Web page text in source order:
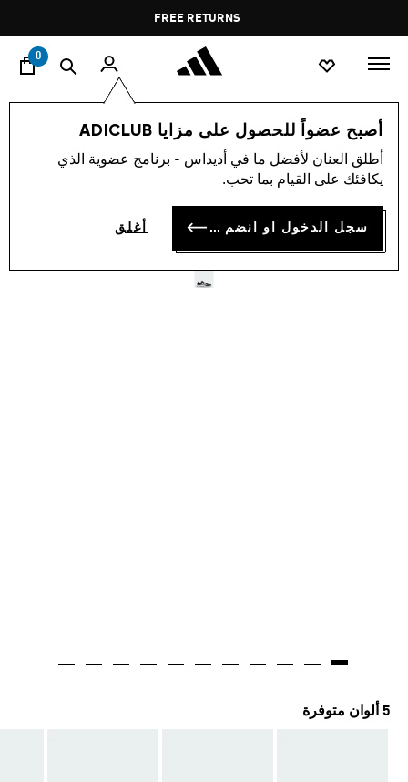
Pause
promotion
rotation
FREE RETURNS
0
أصبح عضواً للحصول على مزايا ADICLUB
أطلق العنان لأفضل ما في أديداس - برنامج عضوية الذي
يكافئك على القيام بما تحب.
سجل الدخول أو انضم الآن أغلق
-20%
OMR 36.19
:السعر الأصلي لهذا المنتج Price reduced from
OMR 48.25
to
5 ألوان متوفرة